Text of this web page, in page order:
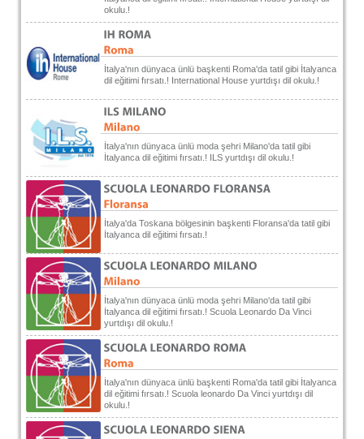
okulu.!
İtalya'nın dünyaca ünlü başkenti Roma'da tatil gibi İtalyanca
dil eğitimi fırsatı.! International House yurtdışı dil okulu.!
İtalya'nın dünyaca ünlü moda şehri Milano'da tatil gibi
İtalyanca dil eğitimi fırsatı.! ILS yurtdışı dil okulu.!
İtalya'da Toskana bölgesinin başkenti Floransa'da tatil gibi
İtalyanca dil eğitimi fırsatı.!
İtalya'nın dünyaca ünlü moda şehri Milano'da tatil gibi
İtalyanca dil eğitimi fırsatı.! Scuola Leonardo Da Vinci
yurtdışı dil okulu.!
İtalya'nın dünyaca ünlü başkenti Roma'da tatil gibi İtalyanca
dil eğitimi fırsatı.! Scuola leonardo Da Vinci yurtdışı dil
okulu.!